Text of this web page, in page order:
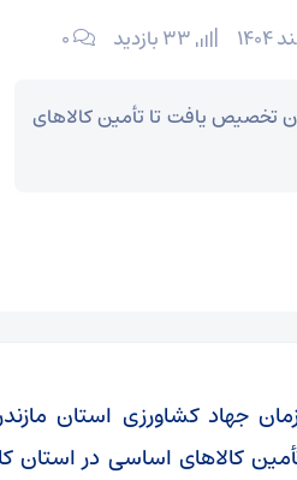
۰
تخصیص یافت تا تأمین کالاهای
جهاد کشاورزی استان
کالاهای اساسی در استان